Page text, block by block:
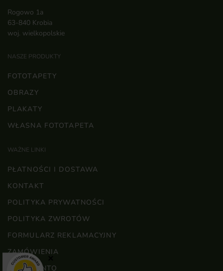
Rogowo 1a
63-840 Krobia
woj. wielkopolskie
NASZE PRODUKTY
FOTOTAPETY
OBRAZY
PLAKATY
WŁASNA FOTOTAPETA
WAŻNE LINKI
PŁATNOŚCI I DOSTAWA
KONTAKT
POLITYKA PRYWATNOŚCI
POLITYKA ZWROTÓW
FORMULARZ REKLAMACYJNY
ZAMÓWIENIA
MOJE KONTO